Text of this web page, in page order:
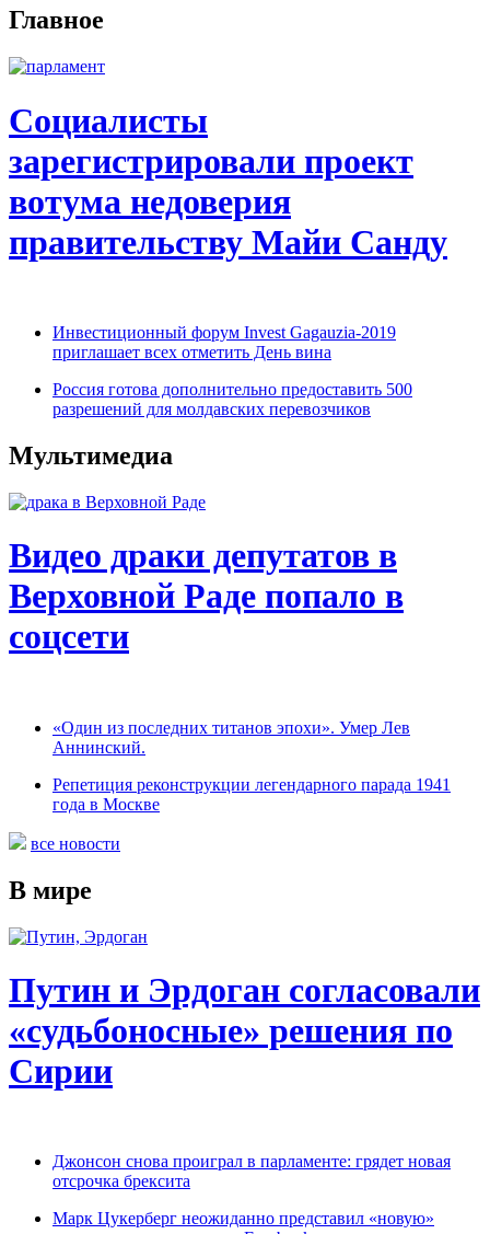
Главное
Социалисты
зарегистрировали проект
вотума недоверия
правительству Майи Санду
Инвестиционный форум Invest Gagauzia-2019
приглашает всех отметить День вина
Россия готова дополнительно предоставить 500
разрешений для молдавских перевозчиков
Мультимедиа
Видео драки депутатов в
Верховной Раде попало в
соцсети
«Один из последних титанов эпохи». Умер Лев
Аннинский.
Репетиция реконструкции легендарного парада 1941
года в Москве
все новости
В мире
Путин и Эрдоган согласовали
«судьбоносные» решения по
Сирии
Джонсон снова проиграл в парламенте: грядет новая
отсрочка брексита
Марк Цукерберг неожиданно представил «новую»